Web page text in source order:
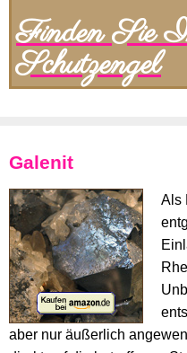
Finden Sie
Schutzengel
Galenit
Als
aber nur äußerlich